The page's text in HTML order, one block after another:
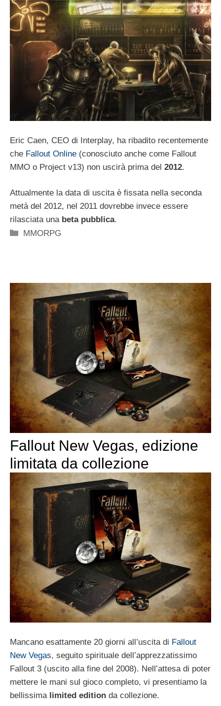
Eric Caen, CEO di Interplay, ha ribadito recentemente
che Fallout Online (conosciuto anche come Fallout
MMO o Project v13) non uscirà prima del 2012.
Attualmente la data di uscita è fissata nella seconda
metà del 2012, nel 2011 dovrebbe invece essere
rilasciata una beta pubblica.
Categorie
MMORPG
Fallout New Vegas, edizione
limitata da collezione
Mancano esattamente 20 giorni all’uscita di Fallout
New Vegas, seguito spirituale dell’apprezzatissimo
Fallout 3 (uscito alla fine del 2008). Nell’attesa di poter
mettere le mani sul gioco completo, vi presentiamo la
bellissima limited edition da collezione.